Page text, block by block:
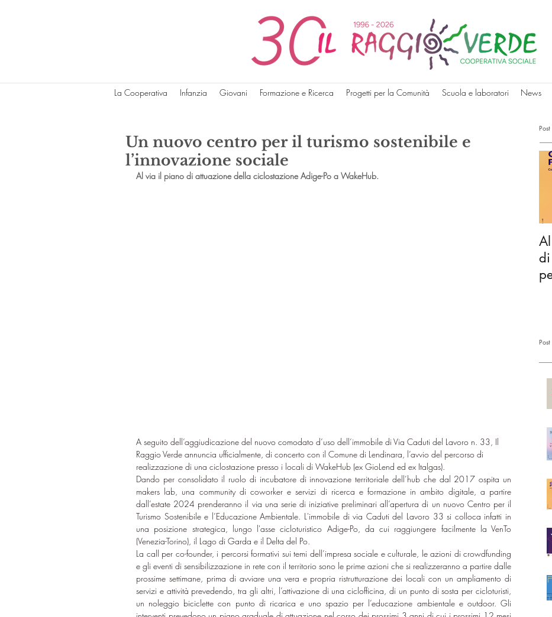
La Cooperativa Infanzia Giovani Formazione e Ricerca Progetti per la Comunità Scuola e laboratori News
Un nuovo centro per il turismo sostenibile e
l’innovazione sociale
Al via il piano di attuazione della ciclostazione Adige-Po a WakeHub.
A seguito dell’aggiudicazione del nuovo comodato d’uso dell’immobile di Via Caduti del Lavoro n. 33, Il
Raggio Verde annuncia ufficialmente, di concerto con il Comune di Lendinara, l’avvio del percorso di
realizzazione di una ciclostazione presso i locali di WakeHub (ex GioLend ed ex Italgas).
Dando per consolidato il ruolo di incubatore di innovazione territoriale dell’hub che dal 2017 ospita un
makers lab, una community di coworker e servizi di ricerca e formazione in ambito digitale, a partire
dall’estate 2024 prenderanno il via una serie di iniziative preliminari all’apertura di un nuovo Centro per il
Turismo Sostenibile e l’Educazione Ambientale. L'immobile di via Caduti del Lavoro 33 si colloca infatti in
una posizione strategica, lungo l'asse cicloturistico Adige-Po, da cui raggiungere facilmente la VenTo
(Venezia-Torino), il Lago di Garda e il Delta del Po.
La call per co-founder, i percorsi formativi sui temi dell’impresa sociale e culturale, le azioni di crowdfunding
e gli eventi di sensibilizzazione in rete con il territorio sono le prime azioni che si realizzeranno a partire dalle
prossime settimane, prima di avviare una vera e propria ristrutturazione dei locali con un ampliamento di
servizi e attività prevedendo, tra gli altri, l’attivazione di una ciclofficina, di un punto di sosta per cicloturisti,
un noleggio biciclette con punto di ricarica e uno spazio per l’educazione ambientale e outdoor. Gli